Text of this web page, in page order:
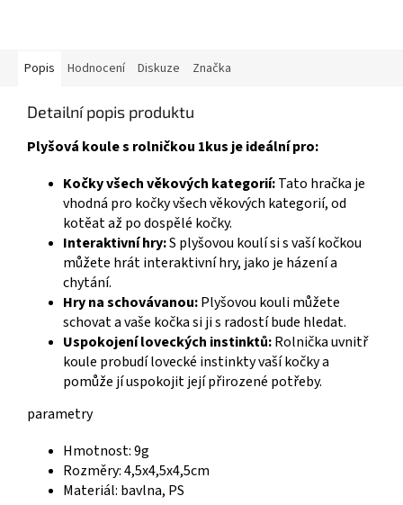
Popis Hodnocení Diskuze Značka
Detailní popis produktu
Plyšová koule s rolničkou 1kus je ideální pro:
Kočky všech věkových kategorií:Tato hračka je
vhodná pro kočky všech věkových kategorií, od
kotěat až po dospělé kočky.
Interaktivní hry:S plyšovou koulí si s vaší kočkou
můžete hrát interaktivní hry, jako je házení a
chytání.
Hry na schovávanou:Plyšovou kouli můžete
schovat a vaše kočka si ji s radostí bude hledat.
Uspokojení loveckých instinktů:Rolnička uvnitř
koule probudí lovecké instinkty vaší kočky a
pomůže jí uspokojit její přirozené potřeby.
parametry
Hmotnost: 9g
Rozměry: 4,5x4,5x4,5cm
Materiál: bavlna, PS